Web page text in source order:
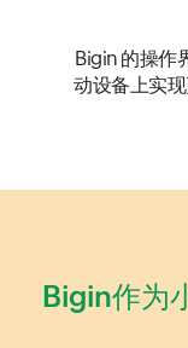
Bigin 的操作
动设备上实
Bigin作为